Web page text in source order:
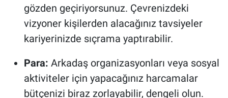
gözden geçiriyorsunuz. Çevrenizdeki
vizyoner kişilerden alacağınız tavsiyeler
kariyerinizde sıçrama yaptırabilir.
Para: Arkadaş organizasyonları veya sosyal
aktiviteler için yapacağınız harcamalar
bütçenizi biraz zorlayabilir, dengeli olun.